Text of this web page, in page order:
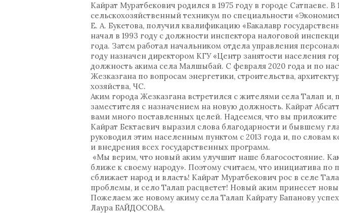
Кайрат Муратбекович родился в 1975 году в городе Сатпаеве.
сельскохозяйственный техникум по специальности
Е. А. Букетова, получил квалификацию «Бакалавр
начал в 1993 году с должности инспектора налоговой
года. Затем работал начальником отдела управления
году назначен директором КГУ «Центр занятости населения
должность акима села Малшыбай. С февраля 2020 года и по
Жезказгана по вопросам энергетики, строительства,
хозяйства, ЧС.
Аким города Жезказгана встретился с жителями села Талап и,
заместителя с назначением на новую должность. Кайрат
вами много поставленных целей. Надеемся, что вы приложите
Кайрат Бектаевич выразил слова благодарности и бывшему
руководил этим населенным пунктом с 2013 года и, по словам
и внедрения всех государственных программ.
«Мы верим, что новый аким улучшит наше благосостояние.
ближе к своему народу». Поэтому считаем, что инициатива
сближает народ и власть! Кайрат Муратбекович рос в селе
проблемы, и село Талап расцветет! Новый аким принесет
Пожелаем же новому акиму села Талап Кайрату Бапанову
Лаура БАЙДОСОВА.